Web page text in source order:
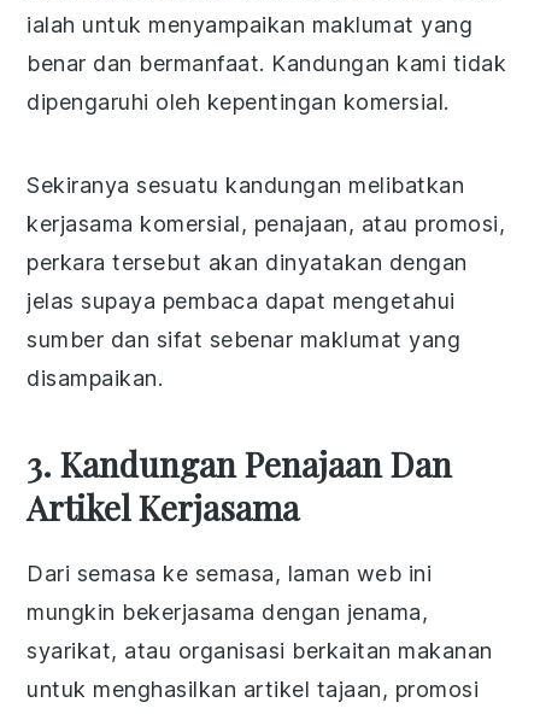
ialah untuk menyampaikan maklumat yang
benar dan bermanfaat. Kandungan kami tidak
dipengaruhi oleh kepentingan komersial.
Sekiranya sesuatu kandungan melibatkan
kerjasama komersial, penajaan, atau promosi,
perkara tersebut akan dinyatakan dengan
jelas supaya pembaca dapat mengetahui
sumber dan sifat sebenar maklumat yang
disampaikan.
3. Kandungan Penajaan Dan
Artikel Kerjasama
Dari semasa ke semasa, laman web ini
mungkin bekerjasama dengan jenama,
syarikat, atau organisasi berkaitan makanan
untuk menghasilkan artikel tajaan, promosi